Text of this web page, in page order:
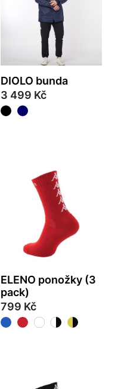
DIOLO bunda
3 499 Kč
ELENO ponožky (3
pack)
799 Kč